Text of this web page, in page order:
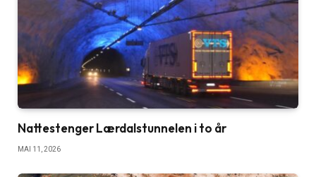
Nattestenger Lærdalstunnelen i to år
MAI 11, 2026